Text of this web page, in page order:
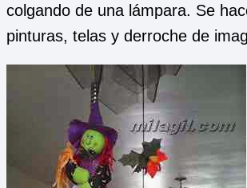
colgando de una lámpara. Se
pinturas, telas y derroche de